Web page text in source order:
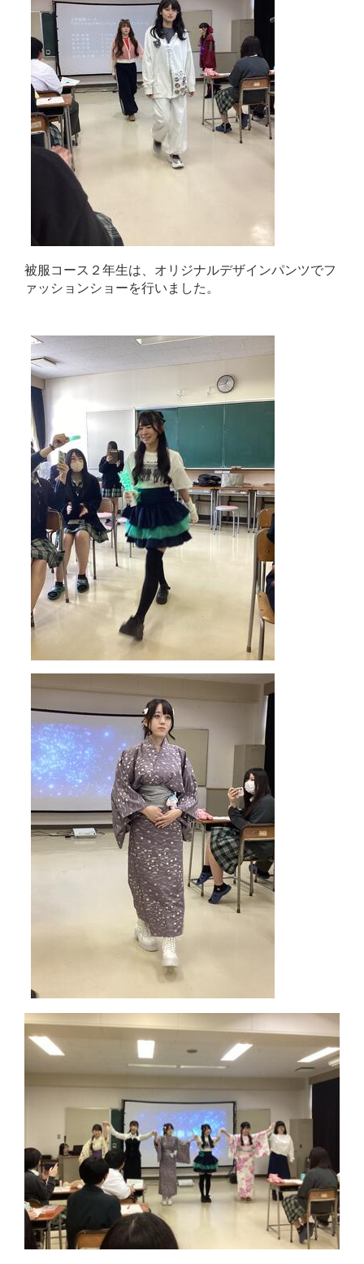
被服コース２年生は、オリジナルデザインパンツでフ
ァッションショーを行いました。